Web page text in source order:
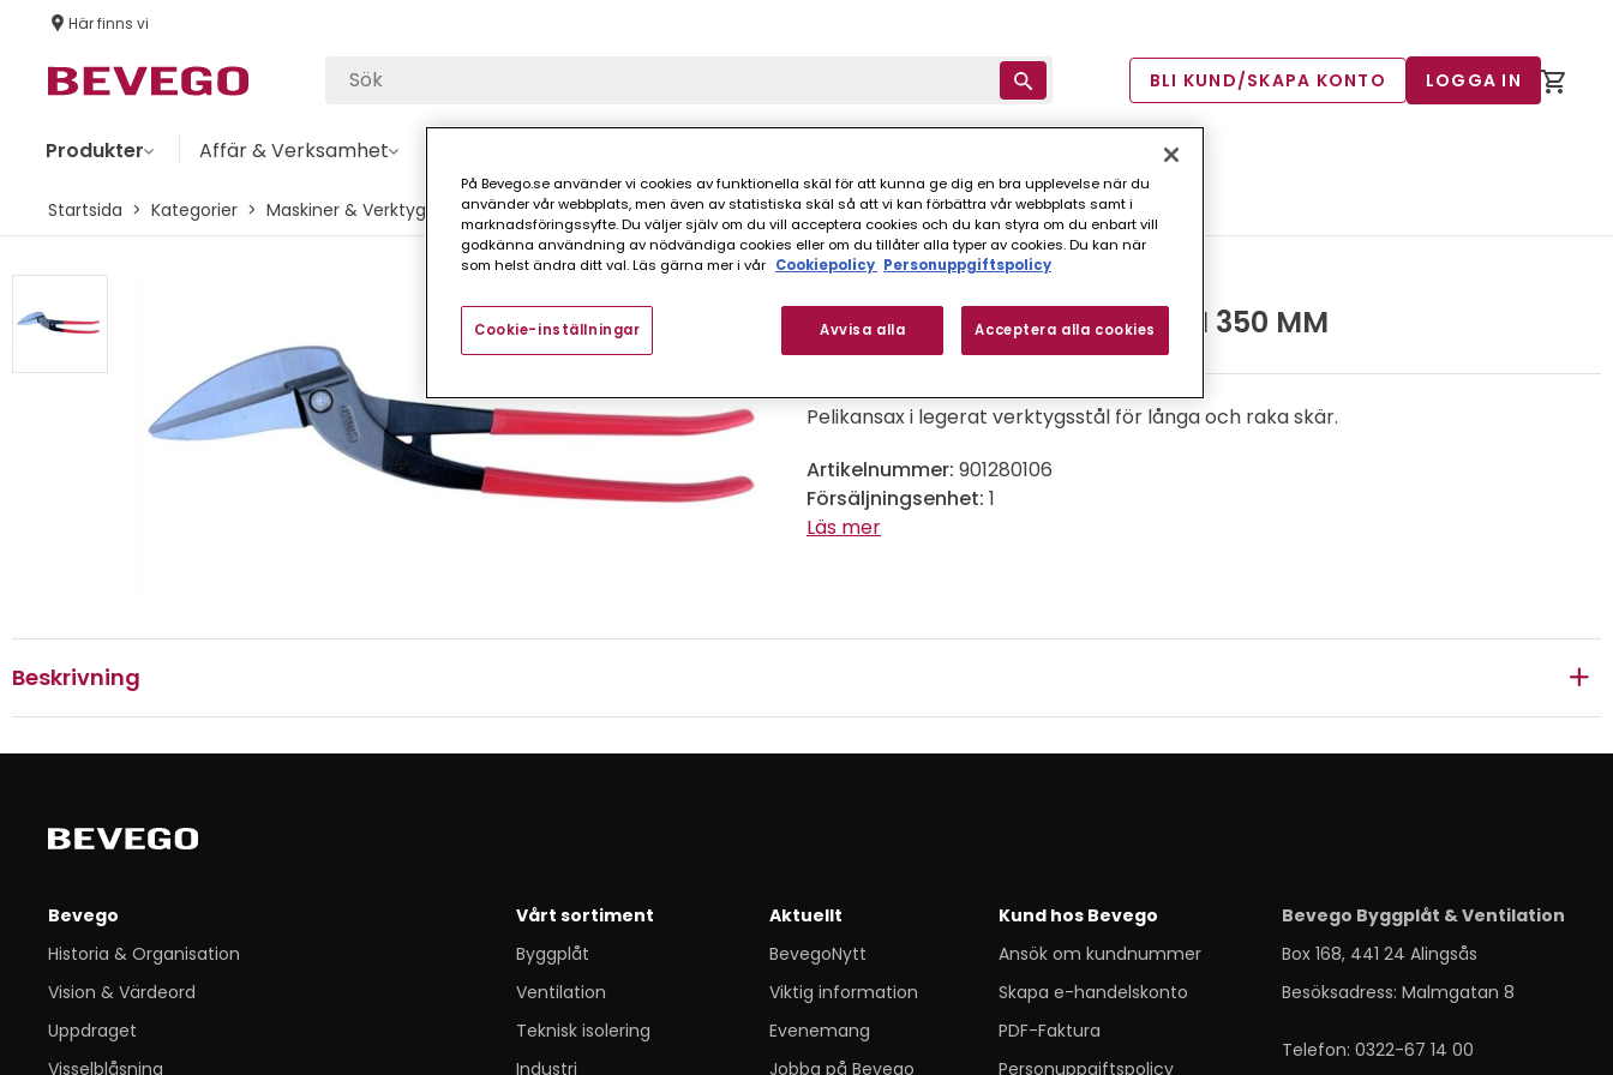
Här finns vi
BLI KUND/SKAPA KONTO LOGGA IN
Produkter Affär & Verksamhet
Startsida Kategorier Maskiner & Verktyg Handverktyg Plåtsaxar TAKPLÅTSAX HÖGER STUBAI 350 MM
TAKPLÅTSAX HÖGER STUBAI 350 MM
Pelikansax i legerat verktygsstål för långa och raka skär.
Artikelnummer: 901280106
Försäljningsenhet: 1
Läs mer
Beskrivning
Bevego
Historia & Organisation
Vision & Värdeord
Uppdraget
Visselblåsning
Vårt sortiment
Byggplåt
Ventilation
Teknisk isolering
Industri
Aktuellt
BevegoNytt
Viktig information
Evenemang
Jobba på Bevego
Kund hos Bevego
Ansök om kundnummer
Skapa e-handelskonto
PDF-Faktura
Personuppgiftspolicy
Bevego Byggplåt & Ventilation
Box 168, 441 24 Alingsås
Besöksadress: Malmgatan 8
Telefon: 0322-67 14 00
På Bevego.se använder vi cookies av funktionella skäl för att kunna ge dig en bra upplevelse när du
använder vår webbplats, men även av statistiska skäl så att vi kan förbättra vår webbplats samt i
marknadsföringssyfte. Du väljer själv om du vill acceptera cookies och du kan styra om du enbart vill
godkänna användning av nödvändiga cookies eller om du tillåter alla typer av cookies. Du kan när
som helst ändra ditt val. Läs gärna mer i vår Cookiepolicy Personuppgiftspolicy
Avvisa alla Acceptera alla cookies
Cookie-inställningar